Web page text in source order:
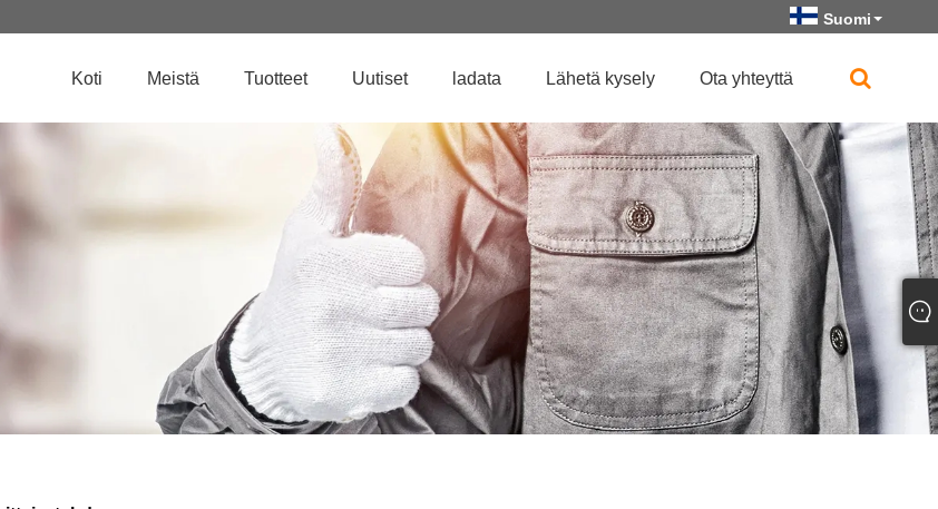
Suomi
Koti Meistä Tuotteet Uutiset ladata Lähetä kysely Ota yhteyttä